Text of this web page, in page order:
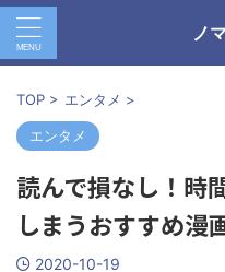
ノ
TOP > エンタメ >
エンタメ
読んで損なし！時
しまうおすすめ漫
2020-10-19